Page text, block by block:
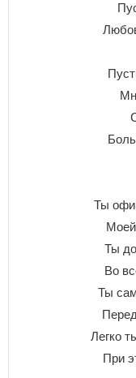
Ты
Ты
Во
Ты
Легко
При